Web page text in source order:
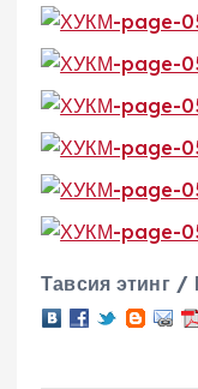
Тавсия этинг